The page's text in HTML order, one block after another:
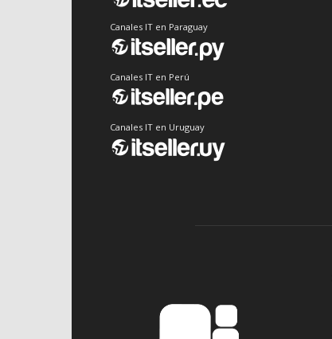
Canales IT en Paraguay
Canales IT en Perú
Canales IT en Uruguay